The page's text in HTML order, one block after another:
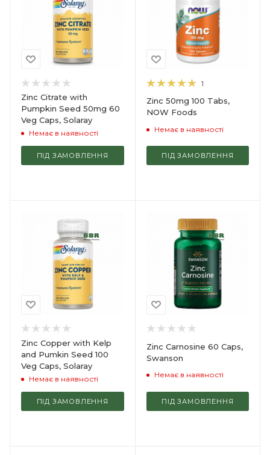
Zinc Citrate with
Pumpkin Seed 50mg 60
Veg Caps, Solaray
Немає в наявності
ПІД ЗАМОВЛЕННЯ
1
Zinc 50mg 100 Tabs,
NOW Foods
Немає в наявності
ПІД ЗАМОВЛЕННЯ
Zinc Copper with Kelp
and Pumkin Seed 100
Veg Caps, Solaray
Немає в наявності
ПІД ЗАМОВЛЕННЯ
Zinc Carnosine 60 Caps,
Swanson
Немає в наявності
ПІД ЗАМОВЛЕННЯ